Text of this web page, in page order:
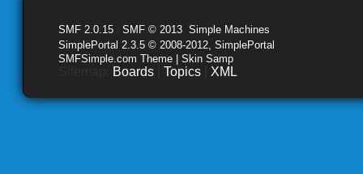
SMF 2.0.15 SMF © 2013 Simple Machines
SimplePortal 2.3.5 © 2008-2012, SimplePortal
SMFSimple.com Theme | Skin Samp
Boards Topics XML